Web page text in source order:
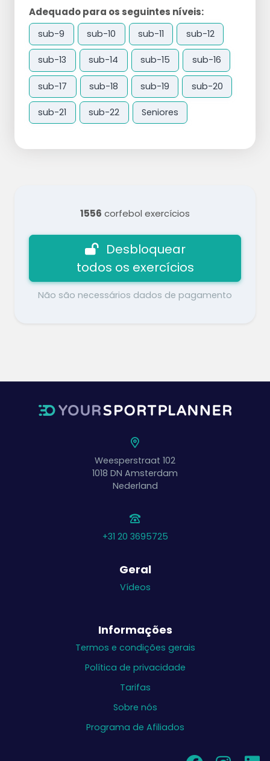
Adequado para os seguintes níveis:
sub-9 sub-10 sub-11 sub-12
sub-13 sub-14 sub-15 sub-16
sub-17 sub-18 sub-19 sub-20
sub-21 sub-22 Seniores
1556 corfebol exercícios
Desbloquear
todos os exercícios
Não são necessários dados de pagamento
Weesperstraat 102
1018 DN Amsterdam
Nederland
+31 20 3695725
Geral
Vídeos
Informações
Termos e condições gerais
Política de privacidade
Tarifas
Sobre nós
Programa de Afiliados